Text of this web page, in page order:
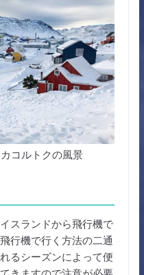
コルトクの風景
スランドから飛行機で
行機で行く方法の二通
るシーズンによって便